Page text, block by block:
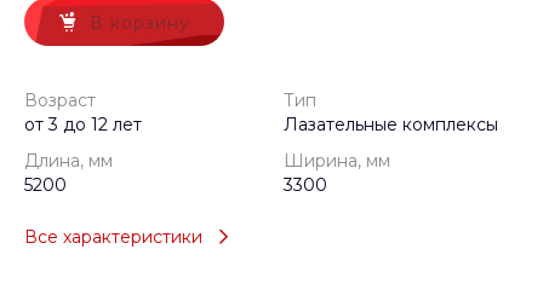
В корзину
Возраст
от 3 до 12 лет
Тип
Лазательные комплексы
Длина, мм
5200
Ширина, мм
3300
Все характеристики